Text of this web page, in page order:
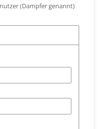
(Dampfer genannt)